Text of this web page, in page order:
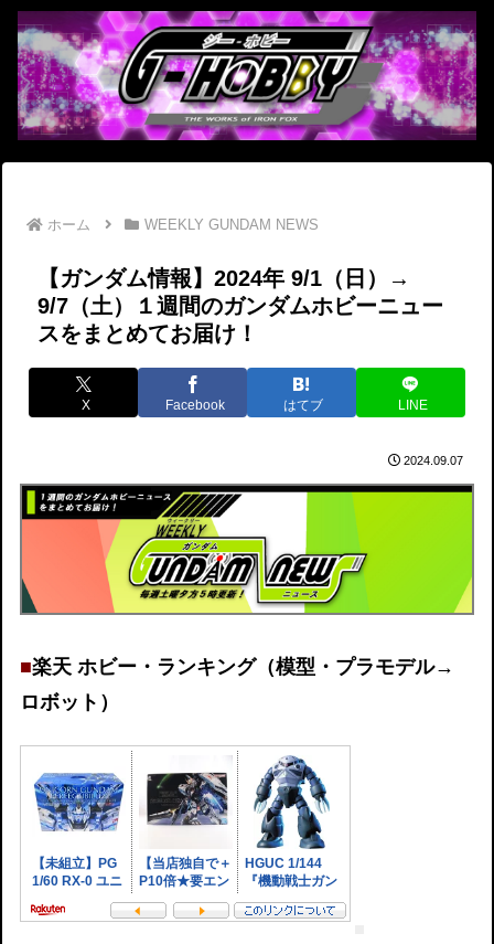
ホーム WEEKLY GUNDAM NEWS
【ガンダム情報】2024年 9/1（日）→
9/7（土）１週間のガンダムホビーニュー
スをまとめてお届け！
X Facebook はてブ LINE
2024.09.07
■楽天 ホビー・ランキング（模型・プラモデル→
ロボット）